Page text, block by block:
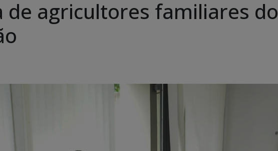
de agricultores familiares do